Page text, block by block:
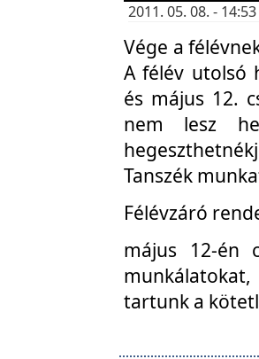
2011. 05. 08. -
Vége a
A félév utolsó
és május 12.
nem lesz
Tanszék
Félévzáró
május 12-én
tartunk a